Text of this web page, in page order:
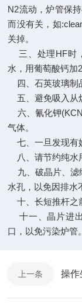
N2流动，炉管保
而没有关，如
关掉。
三、处理HF时
水，用葡萄酸钙加
四、石英玻璃制
五、避免吸入从
六、氰化钾
气体。
七、一旦发现有
八、请节约纯水
九、破晶片、滤
水孔，以免因排水
十、长短推杆之
十一、晶片进出
口，以免污染炉管。
上一条 操作